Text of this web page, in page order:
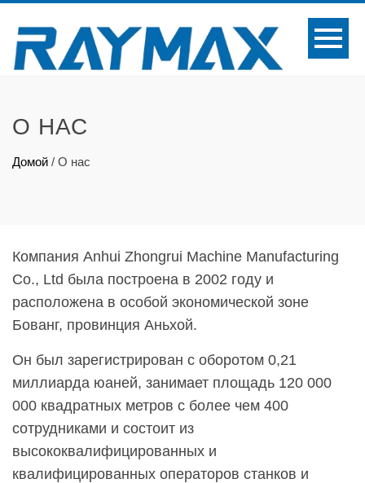
О НАС
Домой / О нас
Компания Anhui Zhongrui Machine Manufacturing
Co., Ltd была построена в 2002 году и
расположена в особой экономической зоне
Бованг, провинция Аньхой.
Он был зарегистрирован с оборотом 0,21
миллиарда юаней, занимает площадь 120 000
000 квадратных метров с более чем 400
сотрудниками и состоит из
высококвалифицированных и
квалифицированных операторов станков и